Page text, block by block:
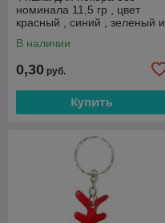
номинала 11,5 гр , цвет
красный , синий , зеленый и
В наличии
0,30 руб.
Купить